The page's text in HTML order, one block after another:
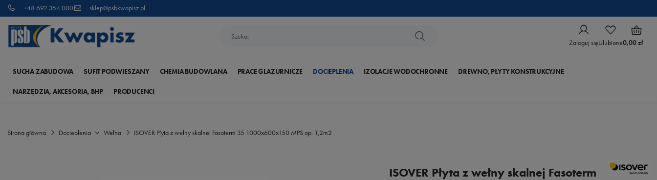
+48 692 354 000 sklep@psbkwapisz.pl
Zaloguj sięUlubione0,00 zł
SUCHA ZABUDOWA SUFIT PODWIESZANY CHEMIA BUDOWLANA PRACE GLAZURNICZE DOCIEPLENIA IZOLACJE WODOCHRONNE DREWNO, PŁYTY KONSTRUKCYJNE
NARZĘDZIA, AKCESORIA, BHP PRODUCENCI
Strona główna Docieplenia Wełna ISOVER Płyta z wełny skalnej Fasoterm 35 1000x600x150 MPS op. 1,2m2
ISOVER Płyta z wełny skalnej Fasoterm